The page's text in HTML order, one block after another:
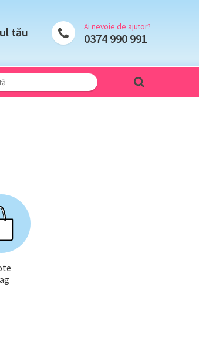
tău Ai nevoie de ajutor?
0374 990 991